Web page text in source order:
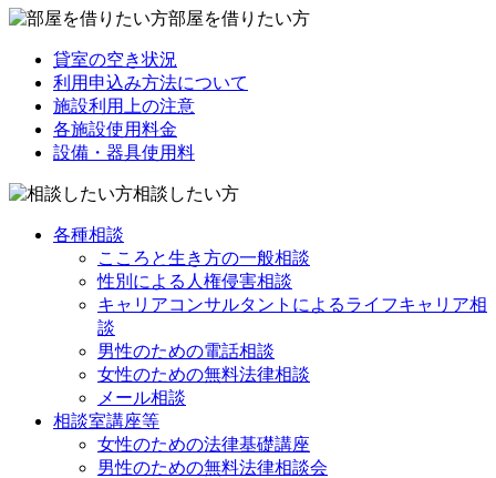
部屋を借りたい方
貸室の空き状況
利用申込み方法について
施設利用上の注意
各施設使用料金
設備・器具使用料
相談したい方
各種相談
こころと生き方の一般相談
性別による人権侵害相談
キャリアコンサルタントによるライフキャリア相
談
男性のための電話相談
女性のための無料法律相談
メール相談
相談室講座等
女性のための法律基礎講座
男性のための無料法律相談会